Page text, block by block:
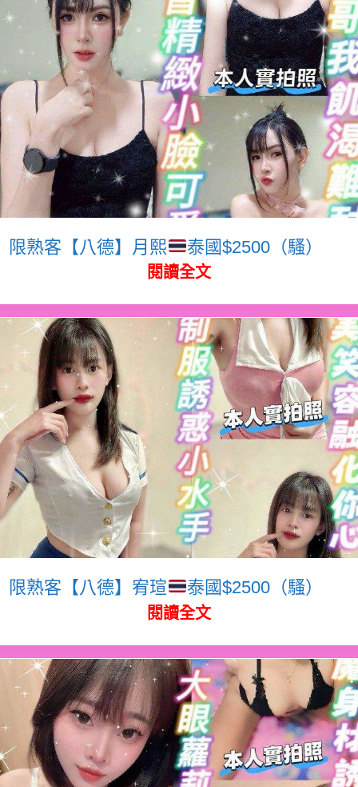
限熟客【八德】月熙 泰國$2500（騷）
閱讀全文
限熟客【八德】宥瑄 泰國$2500（騷）
閱讀全文